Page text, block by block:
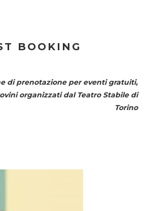
BOOKING
di prenotazione per eventi gratuiti,
organizzati dal Teatro Stabile di
Torino